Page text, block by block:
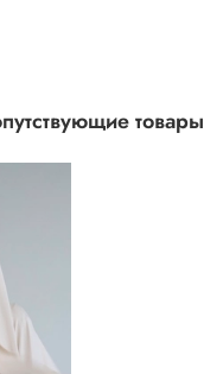
товары